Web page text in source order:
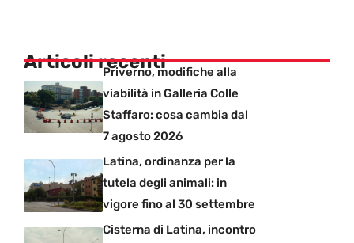
Articoli recentiPriverno, modifiche alla
viabilità in Galleria Colle
Staffaro: cosa cambia dal
7 agosto 2026
Latina, ordinanza per la
tutela degli animali: in
vigore fino al 30 settembre
Cisterna di Latina, incontro